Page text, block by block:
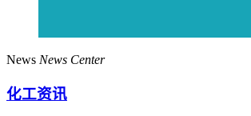
News News Center
化工资讯